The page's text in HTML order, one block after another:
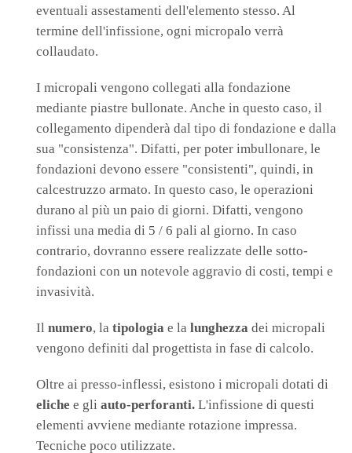
eventuali assestamenti dell'elemento stesso. Al
termine dell'infissione, ogni micropalo verrà
collaudato.
I micropali vengono collegati alla fondazione
mediante piastre bullonate. Anche in questo caso, il
collegamento dipenderà dal tipo di fondazione e dalla
sua "consistenza". Difatti, per poter imbullonare, le
fondazioni devono essere "consistenti", quindi, in
calcestruzzo armato. In questo caso, le operazioni
durano al più un paio di giorni. Difatti, vengono
infissi una media di 5 / 6 pali al giorno. In caso
contrario, dovranno essere realizzate delle sotto-
fondazioni con un notevole aggravio di costi, tempi e
invasività.
Il numero, la tipologia e la lunghezza dei micropali
vengono definiti dal progettista in fase di calcolo.
Oltre ai presso-inflessi, esistono i micropali dotati di
eliche e gli auto-perforanti. L'infissione di questi
elementi avviene mediante rotazione impressa.
Tecniche poco utilizzate.